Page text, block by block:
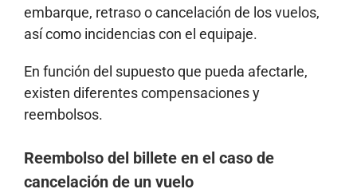
embarque, retraso o cancelación de los vuelos,
así como incidencias con el equipaje.
En función del supuesto que pueda afectarle,
existen diferentes compensaciones y
reembolsos.
Reembolso del billete en el caso de
cancelación de un vuelo